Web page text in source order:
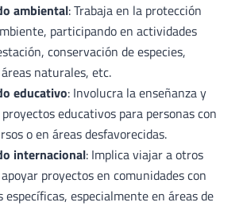
ambiental: Trabaja en la protección
participando en actividades
conservación de especies,
naturales, etc.
educativo: Involucra la enseñanza y
educativos para personas con
o en áreas desfavorecidas.
internacional: Implica viajar a otros
proyectos en comunidades con
específicas, especialmente en áreas de